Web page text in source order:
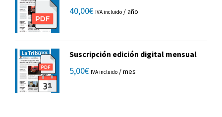
40,00€ IVA incluido / año
Suscripción edición digital mensual
5,00€ IVA incluido / mes